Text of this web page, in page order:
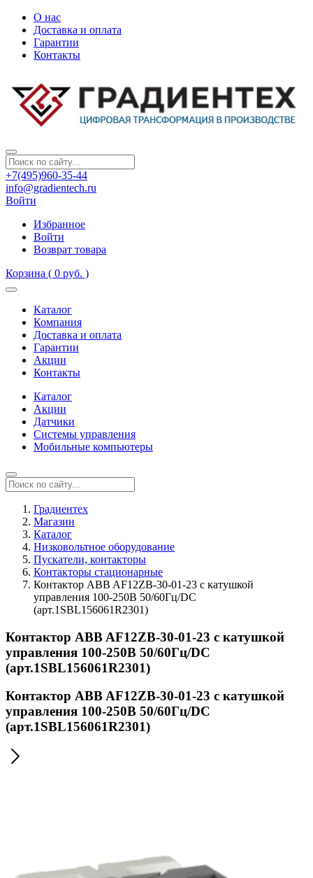
О нас
Доставка и оплата
Гарантии
Контакты
+7(495)960-35-44
info@gradientech.ru
Войти
Избранное
Войти
Возврат товара
Корзина ( 0 руб. )
Каталог
Компания
Доставка и оплата
Гарантии
Акции
Контакты
Каталог
Акции
Датчики
Системы управления
Мобильные компьютеры
Градиентех
Магазин
Каталог
Низковольтное оборудование
Пускатели, контакторы
Контакторы стационарные
Контактор ABB AF12ZB-30-01-23 с катушкой
управления 100-250В 50/60Гц/DC
(арт.1SBL156061R2301)
Контактор ABB AF12ZB-30-01-23 с катушкой
управления 100-250В 50/60Гц/DC
(арт.1SBL156061R2301)
Контактор ABB AF12ZB-30-01-23 с катушкой
управления 100-250В 50/60Гц/DC
(арт.1SBL156061R2301)